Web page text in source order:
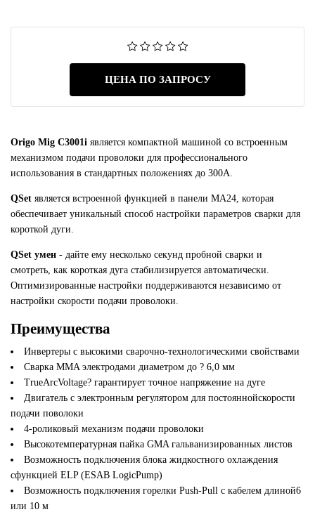
ЦЕНА ПО ЗАПРОСУ
Origo Mig C3001i является компактной машиной со встроенным
механизмом подачи проволоки для профессионального
использования в стандартных положениях до 300A.
QSet является встроенной функцией в панели MA24, которая
обеспечивает уникальный способ настройки параметров сварки для
короткой дуги.
QSet умен - дайте ему несколько секунд пробной сварки и
смотреть, как короткая дуга стабилизируется автоматически.
Оптимизированные настройки поддерживаются независимо от
настройки скорости подачи проволоки.
Преимущества
Инвертеры с высокими сварочно-технологическими свойствами
Сварка MMA электродами диаметром до ? 6,0 мм
TrueArcVoltage? гарантирует точное напряжение на дуге
Двигатель с электронным регулятором для постояннойскорости
подачи поволоки
4-роликовый механизм подачи проволоки
Высокотемпературная пайка GMA гальванизированных листов
Возможность подключения блока жидкостного охлаждения
сфункцией ELP (ESAB LogicPump)
Возможность подключения горелки Push-Pull с кабелем длиной6
или 10 м